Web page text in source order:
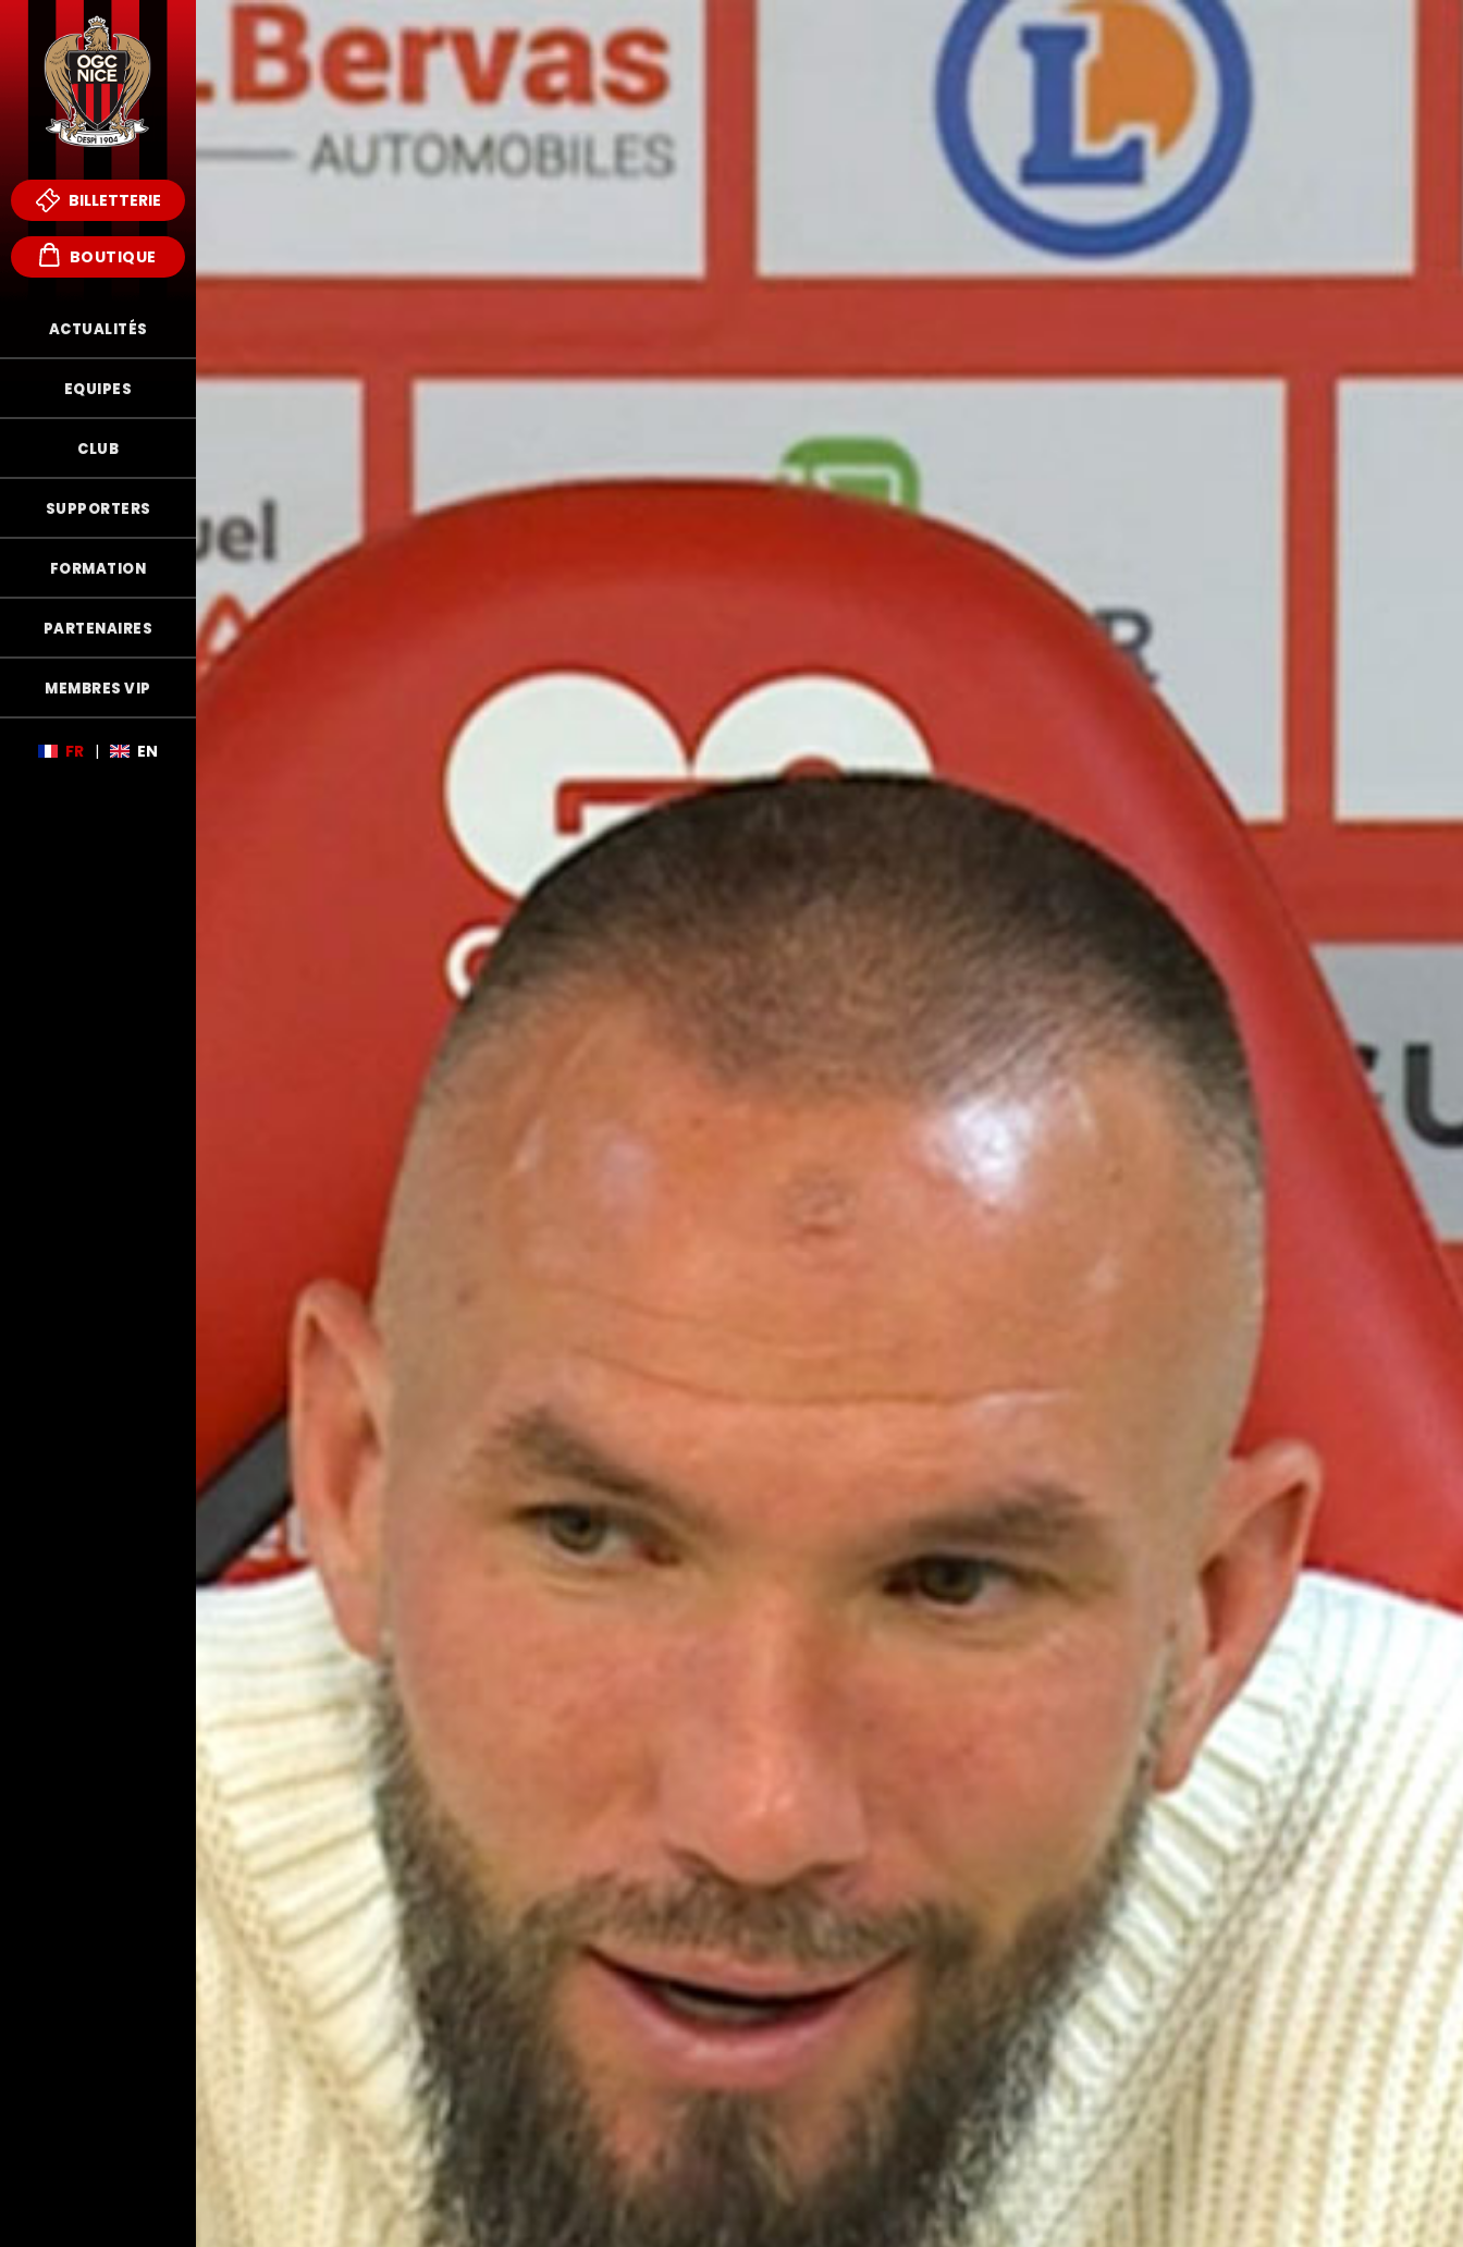
BILLETTERIE
BOUTIQUE
ACTUALITÉS
EQUIPES
CLUB
SUPPORTERS
FORMATION
PARTENAIRES
MEMBRES VIP
FR | EN